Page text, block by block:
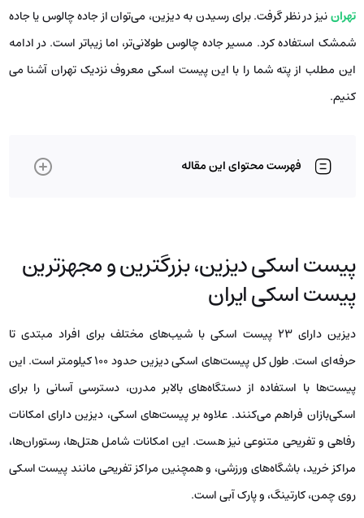
تهراننیز در نظر گرفت. برای رسیدن به دیزین، می‌توان از جاده چالوس یا جاده
شمشک استفاده کرد. مسیر جاده چالوس طولانی‌تر، اما زیباتر است. در ادامه
این مطلب از پته شما را با این پیست اسکی معروف نزدیک تهران آشنا می
کنیم.
فهرست محتوای این مقاله
پیست اسکی دیزین، بزرگترین و مجهزترین
پیست اسکی ایران
دیزین دارای ۲۳ پیست اسکی با شیب‌های مختلف برای افراد مبتدی تا
حرفه‌ای است. طول کل پیست‌های اسکی دیزین حدود ۱۰۰ کیلومتر است. این
پیست‌ها با استفاده از دستگاه‌های بالابر مدرن، دسترسی آسانی را برای
اسکی‌بازان فراهم می‌کنند. علاوه بر پیست‌های اسکی، دیزین دارای امکانات
رفاهی و تفریحی متنوعی نیز هست. این امکانات شامل هتل‌ها، رستوران‌ها،
مراکز خرید، باشگاه‌های ورزشی، و همچنین مراکز تفریحی مانند پیست اسکی
روی چمن، کارتینگ، و پارک آبی است.